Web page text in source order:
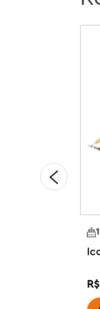
histórica e
zoom, gire
pela história
PAN AM®
O QUE VEM
construir
de 4
MODELO DE
detalhado e
para acionar
informativa,
aniversários,
R$